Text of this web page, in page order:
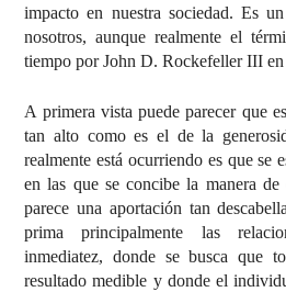
impacto en nuestra sociedad. Es
nosotros, aunque realmente el
tiempo por John D. Rockefeller III
A primera vista puede parecer que
tan alto como es el de la
realmente está ocurriendo es que se
en las que se concibe la manera
parece una aportación tan
prima principalmente las
inmediatez, donde se busca que
resultado medible y donde el